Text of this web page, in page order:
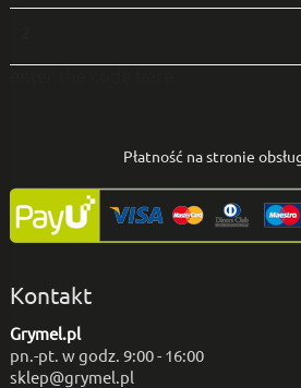
Płatność na stronie
Kontakt
Grymel.pl
pn.-pt. w godz. 9:00 - 16:00
sklep@grymel.pl